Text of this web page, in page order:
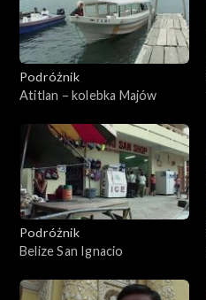
Podróżnik
Atitlan – kolebka Majów
Podróżnik
Belize San Ignacio